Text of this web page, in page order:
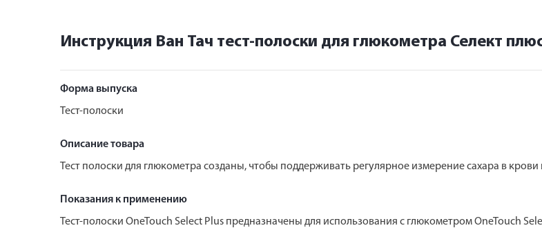
Инструкция Ван Тач тест-полоски для глюкометра Селект
Форма выпуска
Тест-полоски
Описание товара
Тест полоски для глюкометра созданы, чтобы поддерживать регулярное измерение сахара в
Показания к применению
Тест-полоски OneTouch Select Plus предназначены для использования с глюкометром OneTouch